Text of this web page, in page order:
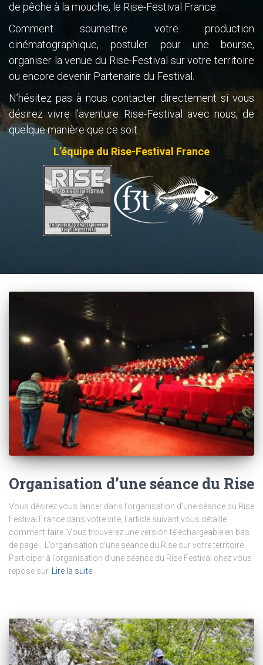
de pêche à la mouche, le Rise-Festival France.
Comment soumettre votre production
cinématographique, postuler pour une bourse,
organiser la venue du Rise-Festival sur votre territoire
ou encore devenir Partenaire du Festival.
N’hésitez pas à nous contacter directement si vous
désirez vivre l’aventure Rise-Festival avec nous, de
quelque manière que ce soit.
L’équipe du Rise-Festival France
Organisation d’une séance du Rise
Vous désirez vous lancer dans l’organisation d’une séance du Rise
Festival France dans votre ville, l’article suivant vous détaille
comment faire. Vous trouverez une version téléchargeable en bas
de page… L’organisation d’une séance du Rise sur votre territoire
Participer à l’organisation d’une séance du Rise Festival chez vous
repose sur
Lire la suite